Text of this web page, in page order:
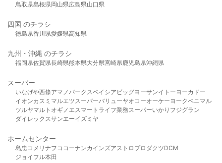
鳥取県島根県岡山県広島県山口県
四国 のチラシ
徳島県香川県愛媛県高知県
九州・沖縄 のチラシ
福岡県佐賀県長崎県熊本県大分県宮崎県鹿児島県沖縄県
スーパー
いなげや西條アマノパークスベイシア ビッグヨーサンイトーヨーカドー
イオンカスミ マルエツスーパーバリューヤオコーオーケー ヨークベニマル
ツルヤマルト オギノ エスマート ライフ業務スーパーいかり フジグラン
ダイレックスサンエーイズミヤ
ホームセンター
島忠 コメリ ナフコ コーナンカインズアストロプロダクツDCM
ジョイフル本田